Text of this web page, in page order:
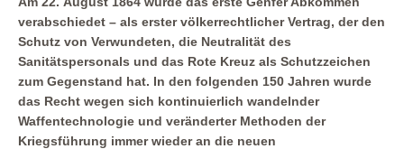
verabschiedet – als erster völkerrechtlicher Vertrag, der den
Schutz von Verwundeten, die Neutralität des
Sanitätspersonals und das Rote Kreuz als Schutzzeichen
zum Gegenstand hat. In den folgenden 150 Jahren wurde
das Recht wegen sich kontinuierlich wandelnder
Waffentechnologie und veränderter Methoden der
Kriegsführung immer wieder an die neuen